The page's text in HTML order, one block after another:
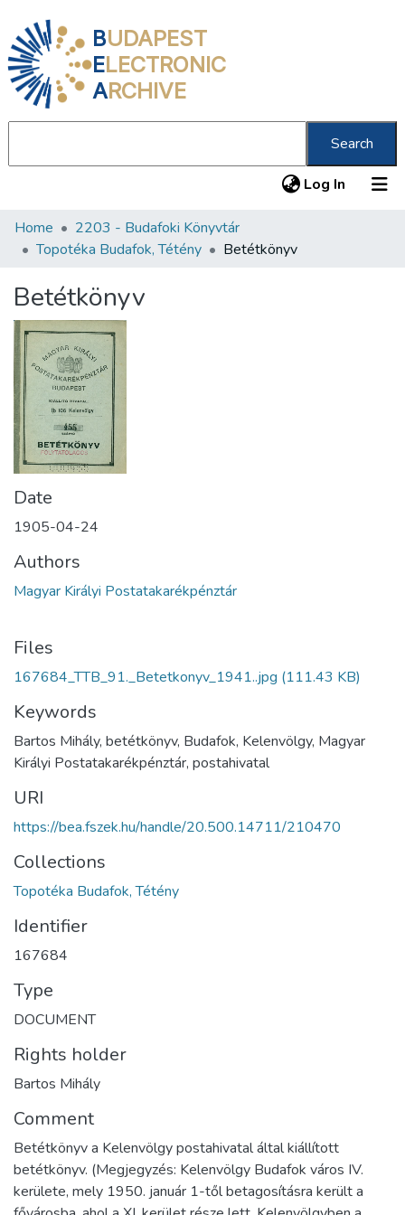
BUDAPEST
ELECTRONIC
ARCHIVE
Search
Log In (current)
Communities & Collections
Statistics
About us
Home
2203 - Budafoki Könyvtár
Topotéka Budafok, Tétény
Betétkönyv
Betétkönyv
Date
1905-04-24
Authors
Magyar Királyi Postatakarékpénztár
Files
167684_TTB_91._Betetkonyv_1941..jpg (111.43 KB)
Keywords
Bartos Mihály, betétkönyv, Budafok, Kelenvölgy, Magyar
Királyi Postatakarékpénztár, postahivatal
URI
https://bea.fszek.hu/handle/20.500.14711/210470
Collections
Topotéka Budafok, Tétény
Identifier
167684
Type
DOCUMENT
Rights holder
Bartos Mihály
Comment
Betétkönyv a Kelenvölgy postahivatal által kiállított
betétkönyv. (Megjegyzés: Kelenvölgy Budafok város IV.
kerülete, mely 1950. január 1-től betagosításra került a